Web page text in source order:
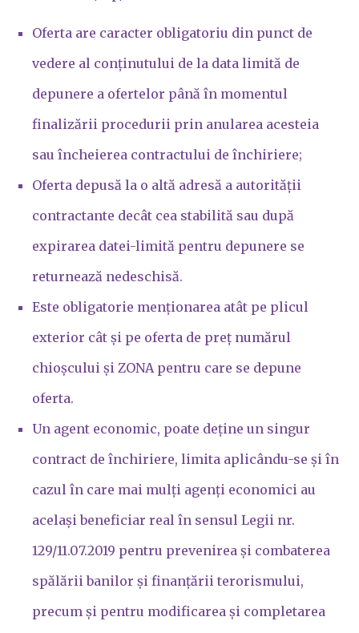
Oferta are caracter obligatoriu din punct de
vedere al conținutului de la data limită de
depunere a ofertelor până în momentul
finalizării procedurii prin anularea acesteia
sau încheierea contractului de închiriere;
Oferta depusă la o altă adresă a autorității
contractante decât cea stabilită sau după
expirarea datei-limită pentru depunere se
returnează nedeschisă.
Este obligatorie menționarea atât pe plicul
exterior cât și pe oferta de preț numărul
chioșcului și ZONA pentru care se depune
oferta.
Un agent economic, poate deține un singur
contract de închiriere, limita aplicându-se și în
cazul în care mai mulți agenți economici au
același beneficiar real în sensul Legii nr.
129/11.07.2019 pentru prevenirea și combaterea
spălării banilor și finanțării terorismului,
precum și pentru modificarea și completarea